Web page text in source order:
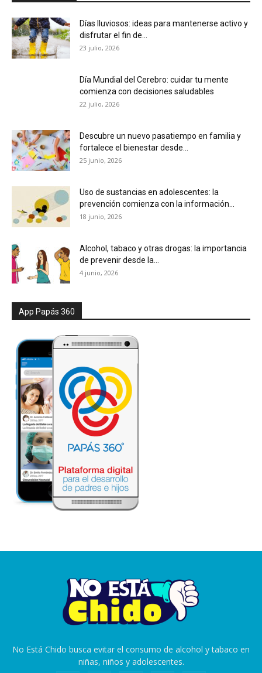
Días lluviosos: ideas para mantenerse activo y
disfrutar el fin de...
23 julio, 2026
Día Mundial del Cerebro: cuidar tu mente
comienza con decisiones saludables
22 julio, 2026
Descubre un nuevo pasatiempo en familia y
fortalece el bienestar desde...
25 junio, 2026
Uso de sustancias en adolescentes: la
prevención comienza con la información...
18 junio, 2026
Alcohol, tabaco y otras drogas: la importancia
de prevenir desde la...
4 junio, 2026
App Papás 360
No Está Chido busca evitar el consumo de alcohol y tabaco en
niñas, niños y adolescentes.